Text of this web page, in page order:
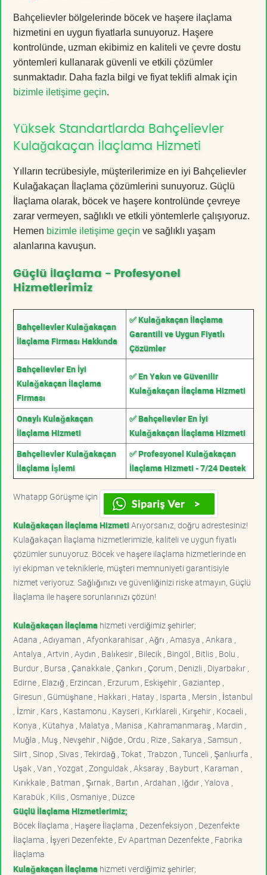
Bahçelievler bölgelerinde böcek ve haşere ilaçlama
hizmetini en uygun fiyatlarla sunuyoruz. Haşere
kontrolünde, uzman ekibimiz en kaliteli ve çevre dostu
yöntemleri kullanarak güvenli ve etkili çözümler
sunmaktadır. Daha fazla bilgi ve fiyat teklifi almak için
bizimle iletişime geçin.
Yüksek Standartlarda Bahçelievler
Kulağakaçan İlaçlama Hizmeti
Yılların tecrübesiyle, müşterilerimize en iyi Bahçelievler
Kulağakaçan İlaçlama çözümlerini sunuyoruz. Güçlü
İlaçlama olarak, böcek ve haşere kontrolünde çevreye
zarar vermeyen, sağlıklı ve etkili yöntemlerle çalışıyoruz.
Hemen bizimle iletişime geçin ve sağlıklı yaşam
alanlarına kavuşun.
Güçlü İlaçlama - Profesyonel
Hizmetlerimiz
Bahçelievler Kulağakaçan
İlaçlama Firması Hakkında
✅ Kulağakaçan İlaçlama
Garantili ve Uygun Fiyatlı
Çözümler
Bahçelievler En İyi
Kulağakaçan İlaçlama
Firması
✅ En Yakın ve Güvenilir
Kulağakaçan İlaçlama Hizmeti
Onaylı Kulağakaçan
İlaçlama Hizmeti
✅ Bahçelievler En İyi
Kulağakaçan İlaçlama Hizmeti
Bahçelievler Kulağakaçan
İlaçlama İşlemi
✅ Profesyonel Kulağakaçan
İlaçlama Hizmeti - 7/24 Destek
Whatapp Görüşme için
Kulağakaçan İlaçlama HizmetiArıyorsanız, doğru adrestesiniz!
Kulağakaçan İlaçlama hizmetlerimizle, kaliteli ve uygun fiyatlı
çözümler sunuyoruz. Böcek ve haşere ilaçlama hizmetlerinde en
iyi ekipman ve tekniklerle, müşteri memnuniyeti garantisiyle
hizmet veriyoruz. Sağlığınızı ve güvenliğinizi riske atmayın, Güçlü
İlaçlama ile haşere sorunlarınızı çözün!
Kulağakaçan İlaçlama hizmeti verdiğimiz şehirler;
Adana , Adıyaman , Afyonkarahisar , Ağrı , Amasya , Ankara ,
Antalya , Artvin , Aydın , Balıkesir , Bilecik , Bingöl , Bitlis , Bolu ,
Burdur , Bursa , Çanakkale , Çankırı , Çorum , Denizli , Diyarbakır ,
Edirne , Elazığ , Erzincan , Erzurum , Eskişehir , Gaziantep ,
Giresun , Gümüşhane , Hakkari , Hatay , Isparta , Mersin , İstanbul
, İzmir , Kars , Kastamonu , Kayseri , Kırklareli , Kırşehir , Kocaeli ,
Konya , Kütahya , Malatya , Manisa , Kahramanmaraş , Mardin ,
Muğla , Muş , Nevşehir , Niğde , Ordu , Rize , Sakarya , Samsun ,
Siirt , Sinop , Sivas , Tekirdağ , Tokat , Trabzon , Tunceli , Şanlıurfa ,
Uşak , Van , Yozgat , Zonguldak , Aksaray , Bayburt , Karaman ,
Kırıkkale , Batman , Şırnak , Bartın , Ardahan , Iğdır , Yalova ,
Karabük , Kilis , Osmaniye , Düzce
Güçlü İlaçlama Hizmetlerimiz;
Böcek İlaçlama , Haşere İlaçlama , Dezenfeksiyon , Dezenfekte
İlaçlama , İşyeri Dezenfekte , Ev Apartman Dezenfekte , Fabrika
İlaçlama
Kulağakaçan İlaçlama hizmeti verdiğimiz şehirler;